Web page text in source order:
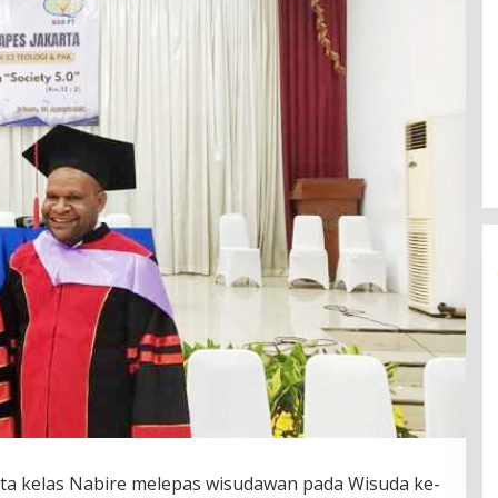
kelas Nabire melepas wisudawan pada Wisuda ke-
Fenomena “Dascomology” Dinilai
Cerminkan Pentingnya Komunikasi
Politik dalam Menjaga